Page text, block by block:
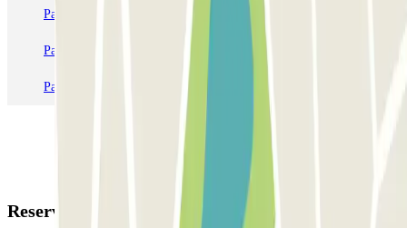
Parkeren in Parijs
Parkeren in Station Venetië Mestre Parkeren in Rome
Parkeren in Milaan Parkeren in Verona
Reserveringsgegevens